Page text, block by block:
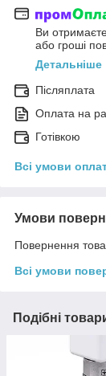
Ви
або гроші
Детальніше
Післяплата
Оплата на
Готівкою
Всі умови
Умови
Повернення
Всі умови
Подібні